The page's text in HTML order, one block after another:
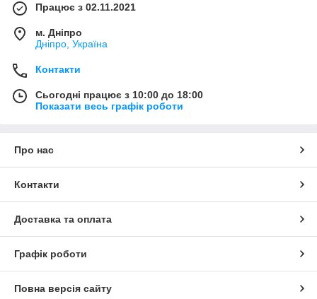
Працює з 02.11.2021
м. Дніпро
Дніпро, Україна
Контакти
Сьогодні працює з 10:00 до 18:00
Показати весь графік роботи
Про нас
Контакти
Доставка та оплата
Графік роботи
Повна версія сайту